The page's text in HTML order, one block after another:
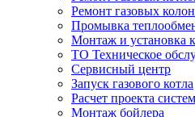
Ремонт газовых
Промывка
Монтаж и установка
ТО Техническое
Сервисный центр
Запуск газового котла
Расчет проекта
Монтаж бойлера